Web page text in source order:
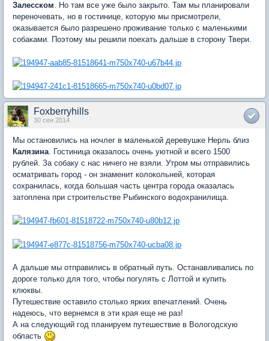
Залесском. Но там все уже было закрыто. Там мы планировали
переночевать, но в гостинице, которую мы присмотрели,
оказывается было разрешено проживание только с маленькими
собаками. Поэтому мы решили поехать дальше в сторону Твери.
Foxberryhills
30 сен 2014
Мы остановились на ночлег в маленькой деревушке Нерль близ
Калязина. Гостиница оказалось очень уютной и всего 1500
рублей. За собаку с нас ничего не взяли. Утром мы отправились
осматривать город - он знаменит колокольней, которая
сохранилась, когда большая часть центра города оказалась
затоплена при строительстве Рыбинского водохранилища.
А дальше мы отправились в обратный путь. Останавливались по
дороге только для того, чтобы погулять с Лоттой и купить
клюквы.
Путешествие оставило столько ярких впечатлений. Очень
надеюсь, что вернемся в эти края еще не раз!
А на следующий год планируем путешествие в Вологодскую
область